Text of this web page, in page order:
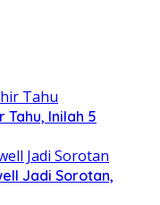
Tahu, Inilah 5
Jadi Sorotan,